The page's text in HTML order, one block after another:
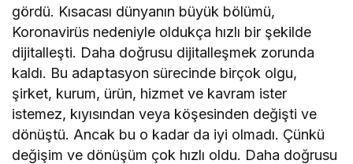
gördü. Kısacası dünyanın büyük bölümü,
Koronavirüs nedeniyle oldukça hızlı bir şekilde
dijitalleşti. Daha doğrusu dijitalleşmek zorunda
kaldı. Bu adaptasyon sürecinde birçok olgu,
şirket, kurum, ürün, hizmet ve kavram ister
istemez, kıyısından veya köşesinden değişti ve
dönüştü. Ancak bu o kadar da iyi olmadı. Çünkü
değişim ve dönüşüm çok hızlı oldu. Daha doğrusu